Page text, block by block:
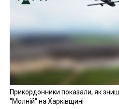
Прикордонники показали, як
"Молній" на Харківщині